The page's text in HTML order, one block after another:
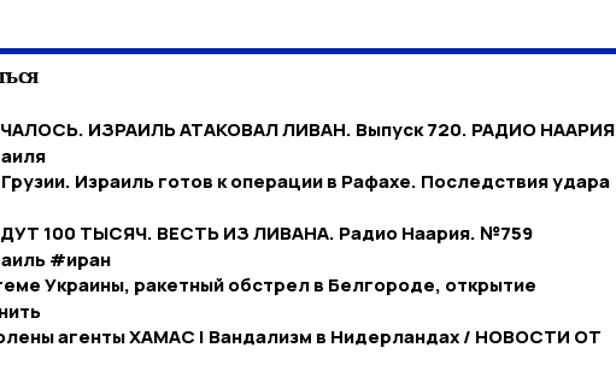
ИЗРАИЛЬ АТАКОВАЛ ЛИВАН. Выпуск 720. РАДИО НААРИЯ
Израиль готов к операции в Рафахе. Последствия удара
100 ТЫСЯЧ. ВЕСТЬ ИЗ ЛИВАНА. Радио Наария. №759
#иран
Украины, ракетный обстрел в Белгороде, открытие
агенты ХАМАС | Вандализм в Нидерландах / НОВОСТИ ОТ